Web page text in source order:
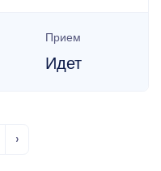
Прием
Идет
›